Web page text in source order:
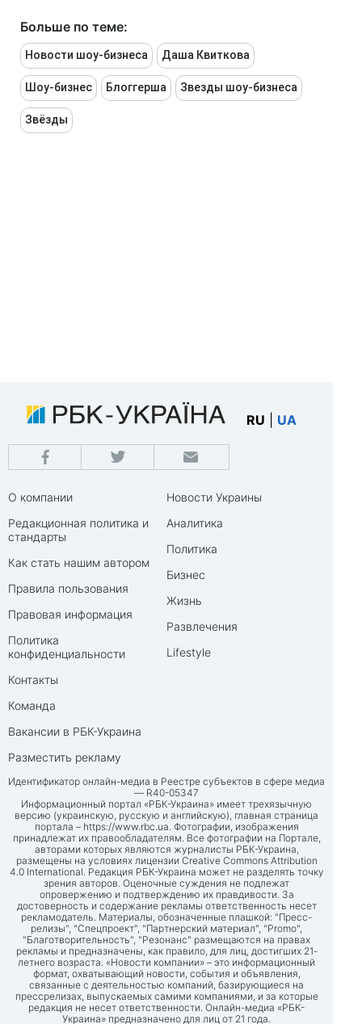
Больше по теме:
Новости шоу-бизнеса Даша Квиткова
Шоу-бизнес Блоггерша Звезды шоу-бизнеса
Звёзды
RU UA
О компании
Редакционная политика и
стандарты
Как стать нашим автором
Правила пользования
Правовая информация
Политика
конфиденциальности
Контакты
Команда
Вакансии в РБК-Украина
Разместить рекламу
Новости Украины
Аналитика
Политика
Бизнес
Жизнь
Развлечения
Lifestyle
Идентификатор онлайн-медиа в Реестре субъектов в сфере медиа
— R40-05347
Информационный портал «РБК-Украина» имеет трехязычную
версию (украинскую, русскую и английскую), главная страница
портала – https://www.rbc.ua. Фотографии, изображения
принадлежат их правообладателям. Все фотографии на Портале,
авторами которых являются журналисты РБК-Украина,
размещены на условиях лицензии Creative Commons Attribution
4.0 International. Редакция РБК-Украина может не разделять точку
зрения авторов. Оценочные суждения не подлежат
опровержению и подтверждению их правдивости. За
достоверность и содержание рекламы ответственность несет
рекламодатель. Материалы, обозначенные плашкой: "Пресс-
релизы", "Спецпроект", "Партнерский материал", "Promo",
"Благотворительность", "Резонанс" размещаются на правах
рекламы и предназначены, как правило, для лиц, достигших 21-
летнего возраста. «Новости компании» – это информационный
формат, охватывающий новости, события и объявления,
связанные с деятельностью компаний, базирующиеся на
прессрелизах, выпускаемых самими компаниями, и за которые
редакция не несет ответственности. Онлайн-медиа «РБК-
Украина» предназначено для лиц от 21 года.